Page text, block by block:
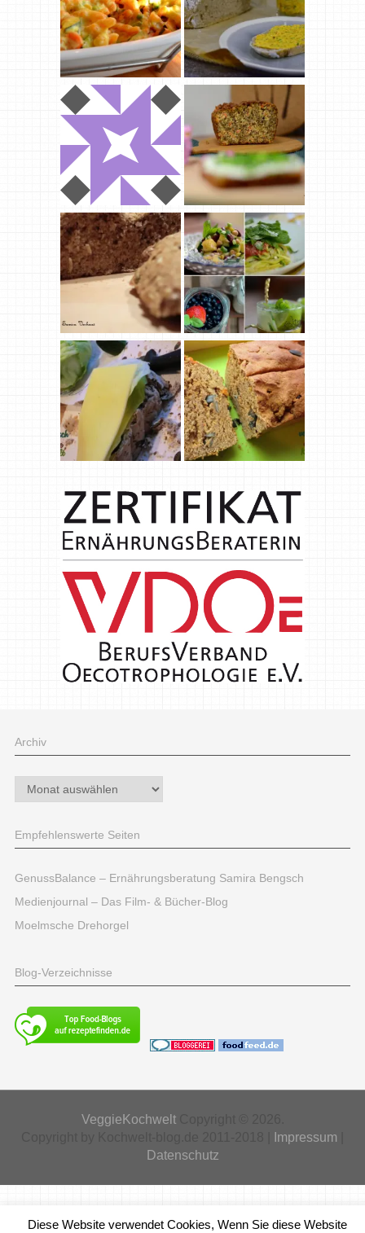
Archiv
Archiv
Empfehlenswerte Seiten
GenussBalance – Ernährungsberatung Samira Bengsch
Medienjournal – Das Film- & Bücher-Blog
Moelmsche Drehorgel
Blog-Verzeichnisse
VeggieKochweltCopyright © 2026.
Impressum
Datenschutz
Diese Website verwendet Cookies, Wenn Sie diese Website